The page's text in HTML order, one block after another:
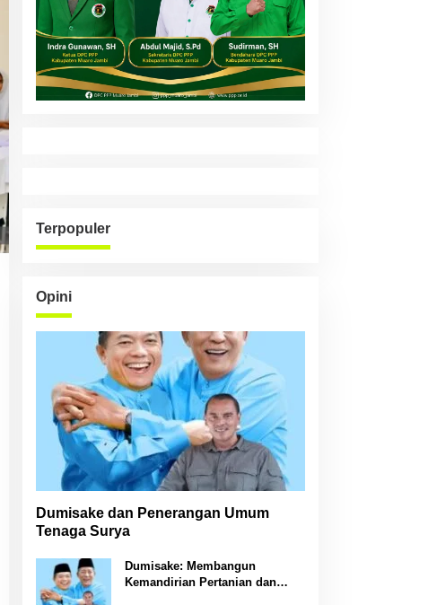
Terpopuler
Opini
Dumisake dan Penerangan Umum
Tenaga Surya
Dumisake: Membangun
Kemandirian Pertanian dan